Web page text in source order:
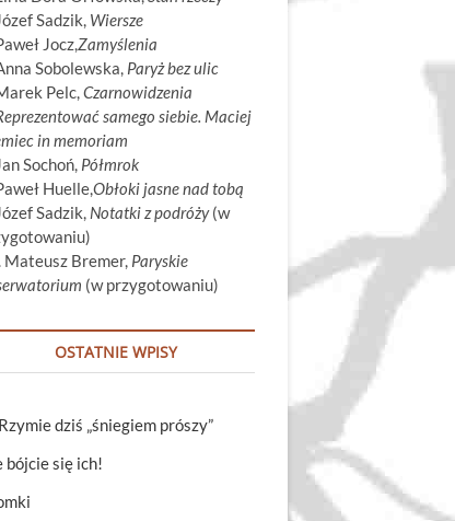
Sadzik, Wiersze
Jocz,Zamyślenia
Sobolewska, Paryż bez ulic
Pelc,Czarnowidzenia
samego siebie. Maciej
in memoriam
Sochoń, Półmrok
Huelle,Obłoki jasne nad tobą
Sadzik, Notatki z podróży(w
Mateusz Bremer, Paryskie
(w przygotowaniu)
OSTATNIE WPISY
dziś „śniegiem prószy”
bójcie się ich!